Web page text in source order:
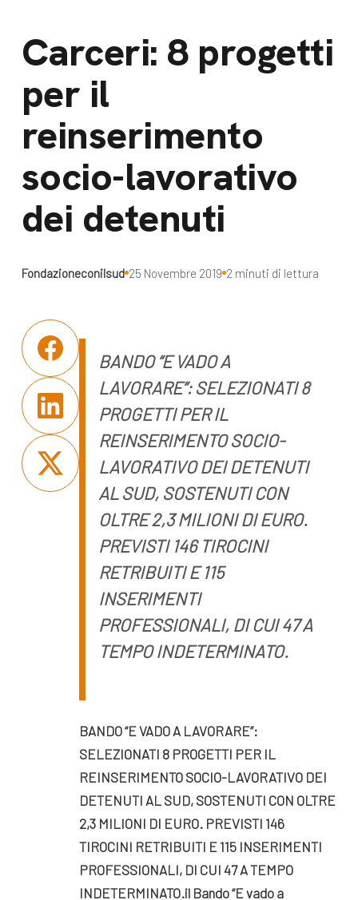
Carceri: 8 progetti
per il
reinserimento
socio-lavorativo
dei detenuti
Fondazioneconilsud 25 Novembre 2019 2 minuti di lettura
BANDO “E VADO A
LAVORARE”:SELEZIONATI 8
PROGETTI PER IL
REINSERIMENTO SOCIO-
LAVORATIVO DEI DETENUTI
AL SUD, SOSTENUTI CON
OLTRE 2,3 MILIONI DI EURO.
PREVISTI 146 TIROCINI
RETRIBUITI E115
INSERIMENTI
PROFESSIONALI, DI CUI 47 A
TEMPO INDETERMINATO.
BANDO “E VADO A LAVORARE”:
SELEZIONATI 8 PROGETTI PER IL
REINSERIMENTO SOCIO-LAVORATIVO DEI
DETENUTI AL SUD, SOSTENUTI CON OLTRE
2,3 MILIONI DI EURO. PREVISTI 146
TIROCINI RETRIBUITI E 115 INSERIMENTI
PROFESSIONALI, DI CUI 47 A TEMPO
INDETERMINATO.il Bando “E vado a
Bilancio di
missione
News e
appuntamenti
News
Appuntamenti
Campagne
Docufilm
Videomagazine
e blog progetti